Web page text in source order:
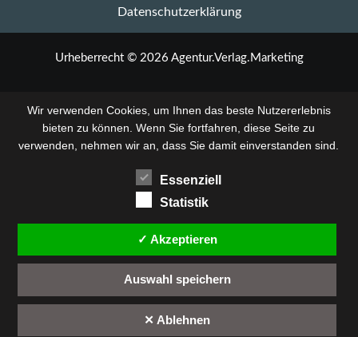
Mai:
bis
15
Uhr
Datenschutzerklärung
Urheberrecht © 2026 Agentur.Verlag.Marketing
Wir verwenden Cookies, um Ihnen das beste Nutzererlebnis
bieten zu können. Wenn Sie fortfahren, diese Seite zu
verwenden, nehmen wir an, dass Sie damit einverstanden sind.
Essenziell
Statistik
✓ Akzeptieren
Auswahl speichern
✕ Ablehnen